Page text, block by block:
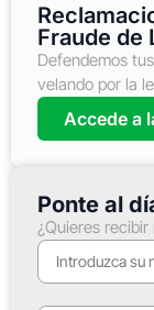
Fraude de
Defendemos
velando por la
Accede a
Ponte al
¿Quieres